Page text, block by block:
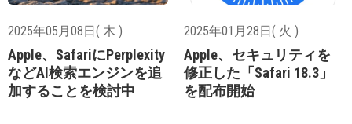
2025年05月08日( 木 )
Apple、SafariにPerplexity
などAI検索エンジンを追
加することを検討中
2025年01月28日( 火 )
Apple、セキュリティを
修正した「Safari 18.3」
を配布開始